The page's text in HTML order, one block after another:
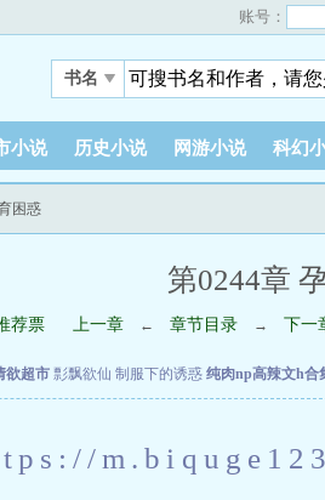
账号：
书名
小说 历史小说 网游小说 科幻
困惑
第0244章
荐票 上一章 ← 章节目录 → 下一
欲超市 彯飘欲仙 制服下的诱惑 纯肉np高辣文h合